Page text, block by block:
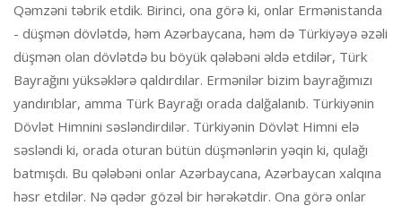
Qəmzəni təbrik etdik. Birinci, ona görə ki, onlar Ermənistanda
- düşmən dövlətdə, həm Azərbaycana, həm də Türkiyəyə əzəli
düşmən olan dövlətdə bu böyük qələbəni əldə etdilər, Türk
Bayrağını yüksəklərə qaldırdılar. Ermənilər bizim bayrağımızı
yandırıblar, amma Türk Bayrağı orada dalğalanıb. Türkiyənin
Dövlət Himnini səsləndirdilər. Türkiyənin Dövlət Himni elə
səsləndi ki, orada oturan bütün düşmənlərin yəqin ki, qulağı
batmışdı. Bu qələbəni onlar Azərbaycana, Azərbaycan xalqına
həsr etdilər. Nə qədər gözəl bir hərəkətdir. Ona görə onlar